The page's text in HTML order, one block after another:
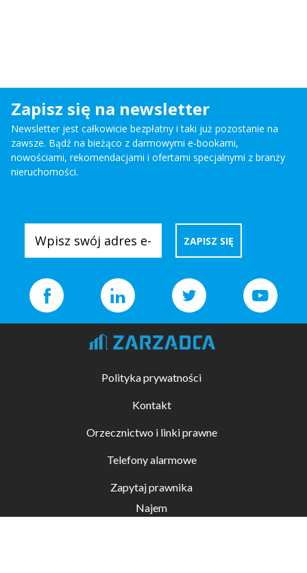
Zapisz się na newsletter
Newsletter jest całkowicie bezpłatny i taki już pozostanie na
zawsze. Bądź na bieżąco z darmowymi e-bookami,
nowościami, rekomendacjami i ofertami specjalnymi z branży
nieruchomości.
Polityka prywatności
Kontakt
Orzecznictwo i linki prawne
Telefony alarmowe
Zapytaj prawnika
Najem